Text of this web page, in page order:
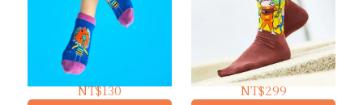
璀璨未來 ｜ 船襪
NT$130
大地之聲 ｜ 長襪
NT$299